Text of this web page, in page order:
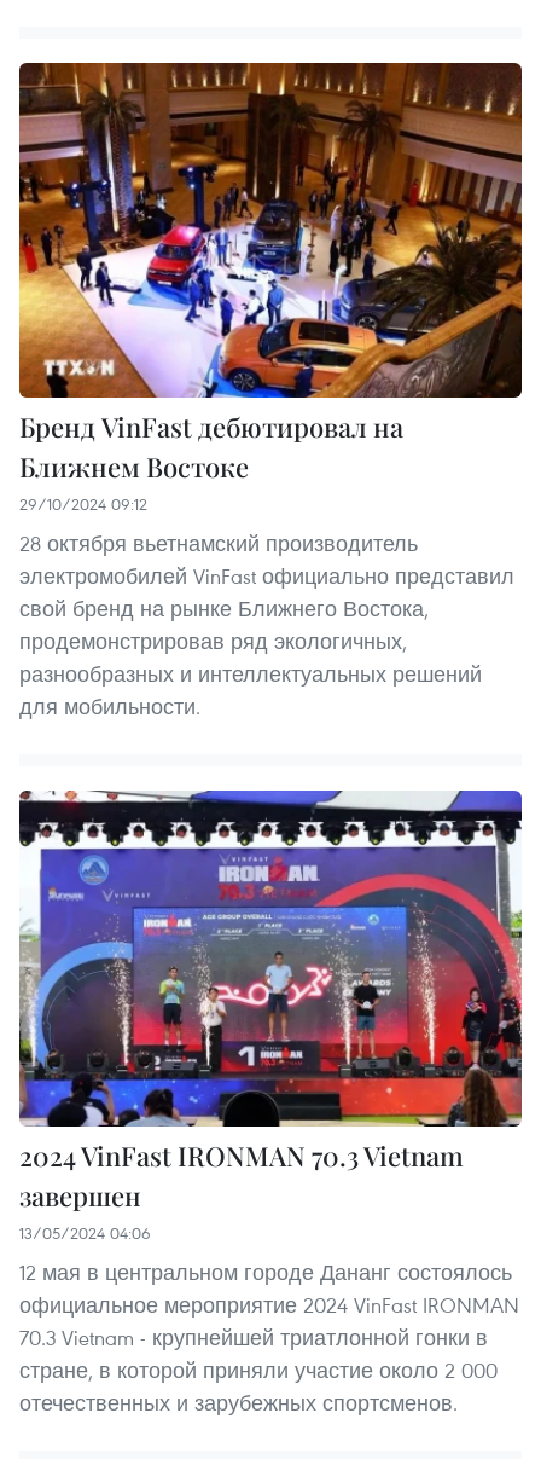
Бренд VinFast дебютировал на
Ближнем Востоке
29/10/2024 09:12
28 октября вьетнамский производитель
электромобилей VinFast официально представил
свой бренд на рынке Ближнего Востока,
продемонстрировав ряд экологичных,
разнообразных и интеллектуальных решений
для мобильности.
2024 VinFast IRONMAN 70.3 Vietnam
завершен
13/05/2024 04:06
12 мая в центральном городе Дананг состоялось
официальное мероприятие 2024 VinFast IRONMAN
70.3 Vietnam - крупнейшей триатлонной гонки в
стране, в которой приняли участие около 2 000
отечественных и зарубежных спортсменов.